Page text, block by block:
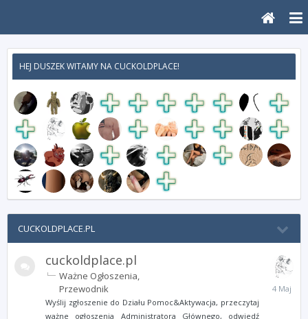
HEJ DUSZEK WITAMY NA CUCKOLDPLACE!
CUCKOLDPLACE.PL
cuckoldplace.pl
Ważne Ogłoszenia
Przewodnik
Wyślij zgłoszenie do Działu Pomoc&Aktywacja, przeczytaj
ważne ogłoszenia Administratora Głównego, odwiedź
4
Maja